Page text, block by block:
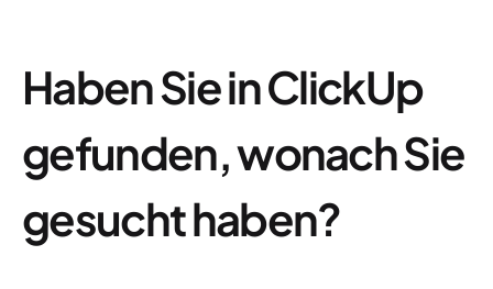
Haben Sie in ClickUp
gefunden, wonach Sie
gesucht haben?